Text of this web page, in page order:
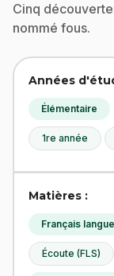
Cinq
nommé fous.
Années
Élémentaire
1re année
Matières :
Français
Écoute (FLS)